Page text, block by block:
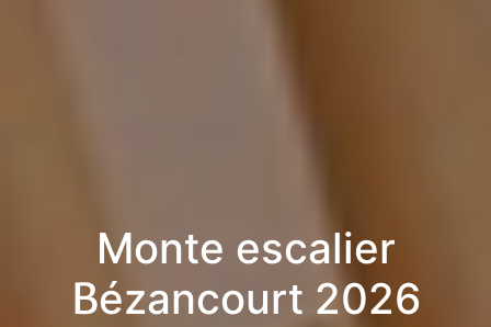
Monte escalier
Bézancourt 2026